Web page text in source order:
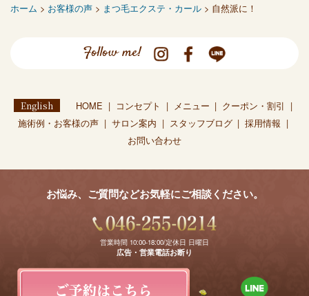
ホーム > お客様の声 > まつ毛エクステ・カール > 自然派に！
Follow me!
English HOME コンセプト メニュー
クーポン・割引
施術例・お客様の声
サロン案内 スタッフブログ
採用情報
お問い合わせ
お悩み、ご質問などお気軽にご相談ください。
営業時間 10:00-18:00/定休日 日曜日
広告・営業電話お断り